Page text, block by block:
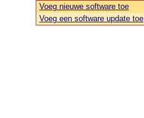
Voeg nieuwe software toe
Voeg een software update toe